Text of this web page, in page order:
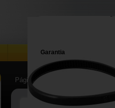
Garantia
Página Inicial